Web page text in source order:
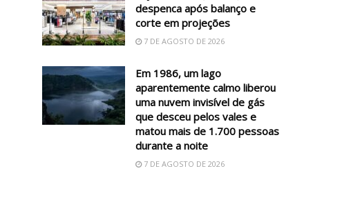
despenca após balanço e
corte em projeções
7 DE AGOSTO DE 2026
Em 1986, um lago
aparentemente calmo liberou
uma nuvem invisível de gás
que desceu pelos vales e
matou mais de 1.700 pessoas
durante a noite
7 DE AGOSTO DE 2026